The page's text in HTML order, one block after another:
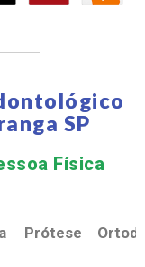
SP
Física​
Prótese